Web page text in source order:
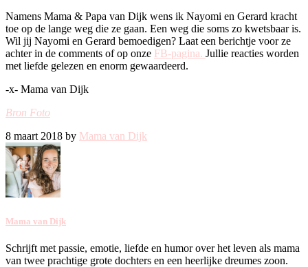
Namens Mama & Papa van Dijk wens ik Nayomi en Gerard kracht
toe op de lange weg die ze gaan. Een weg die soms zo kwetsbaar is.
Wil jij Nayomi en Gerard bemoedigen? Laat een berichtje voor ze
achter in de comments of op onze FB-pagina. Jullie reacties worden
met liefde gelezen en enorm gewaardeerd.
-x- Mama van Dijk
Bron Foto
8 maart 2018 by Mama van Dijk
Mama van Dijk
Schrijft met passie, emotie, liefde en humor over het leven als mama
van twee prachtige grote dochters en een heerlijke dreumes zoon.